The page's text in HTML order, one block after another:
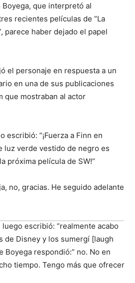
que interpretó al
recientes películas de “La
parece haber dejado el papel
el personaje en respuesta a un
en una de sus publicaciones
que mostraban al actor
escribió: “¡Fuerza a Finn en
luz verde vestido de negro es
próxima película de SW!”
no, gracias. He seguido adelante
luego escribió: “realmente acabo
de Disney y los sumergí [laugh
Boyega respondió:” no. No en
tiempo. Tengo más que ofrecer